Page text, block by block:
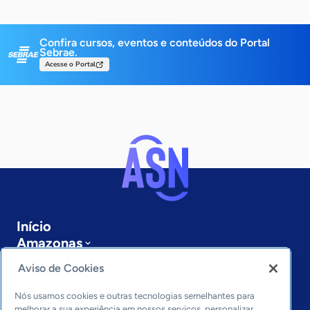
Confira cursos, eventos e conteúdos do Portal
Sebrae.
Acesse o Portal
Início
Amazonas
Sobre a ASN
Últimas notícias
Entre em contato
Aviso de Cookies
Nós usamos cookies e outras tecnologias semelhantes para